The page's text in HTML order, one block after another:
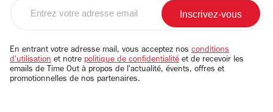
email
En entrant votre adresse mail, vous acceptez nos conditions
d'utilisation et notre politique de confidentialité et de recevoir les
emails de Time Out à propos de l'actualité, évents, offres et
promotionnelles de nos partenaires.